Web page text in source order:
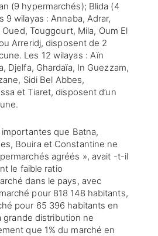
(9 hypermarchés); Blida (4
9 wilayas : Annaba, Adrar,
Oued, Touggourt, Mila, Oum El
Arreridj, disposent de 2
Les 12 wilayas : Aïn
Djelfa, Ghardaïa, In Guezzam,
Sidi Bel Abbes,
et Tiaret, disposent d’un
que Batna,
Bouira et Constantine ne
agréés », avait -t-il
le faible ratio
dans le pays, avec
pour 818 148 habitants,
pour 65 396 habitants en
grande distribution ne
que 1% du marché en